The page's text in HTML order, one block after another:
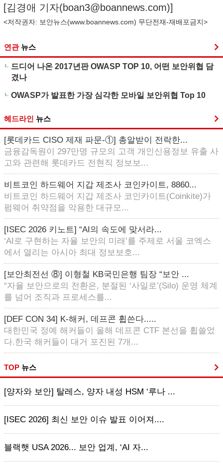
[김경애 기자(boan3@boannews.com)]
<저작권자: 보안뉴스(www.boannews.com) 무단전재-재배포금지>
연관 뉴스
드디어 나온 2017년판 OWASP TOP 10, 어떤 보안위협 담
겼나
OWASP가 발표한 가장 심각한 모바일 보안위협 Top 10
헤드라인 뉴스
[롯데카드 CISO 제재 파문-①] 총알받이 전락한...
금융감독원이 297만명 규모의 고객 개인신용정보 유출 사
고와 관련해 롯데카드 전현직 정보보...
비트코인 하드웨어 지갑 제조사 코인카이트, 8860...
비트코인 하드웨어 지갑 제조사 코인카이트(Coinkite)가
펌웨어 취약점을 악용한 대규모...
[ISEC 2026 키노트] “AI의 속도에 맞서라...
‘AI로 구현하는 자율 보안의 미래’를 주제로 서울 코엑스
에서 열리는 아시아 최대 정보보호...
[보안최전선 ⑧] 이형철 KB국민은행 팀장 “보안 ...
“자율 보안으로의 전환은, 분절된 ‘사일로’(Silo) 운영 체계
를 넘어 조직과 프로세스를...
[DEF CON 34] K-해커, 데프콘 휩쓴다.....
대한민국 정예 해커들이 올해 데프콘 CTF 본선을 휩쓸었
다.한국 해커들이 대거 포진된 7개...
TOP 뉴스
[양자와 보안] 탈레스, 양자 내성 HSM ‘루나 ...
[ISEC 2026] 최신 보안 이슈 발표 이어져....
블랙햇 USA 2026... 보안 업계, ‘AI 자...